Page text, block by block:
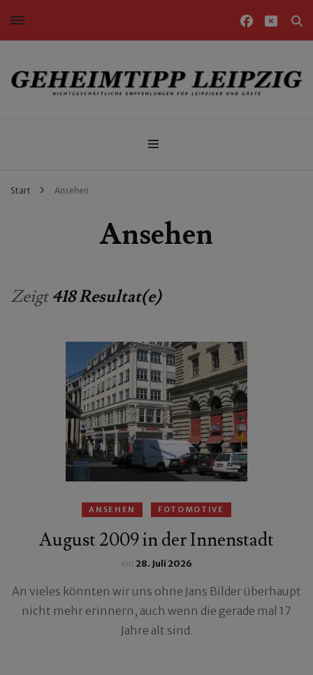
Nichtgeschäftliche Empfehlungen für Leipziger und Gäste
Start Ansehen
Ansehen
Zeigt418 Resultat(e)
ANSEHEN FOTOMOTIVE
August 2009 in der Innenstadt
ein28. Juli 2026
An vieles könnten wir uns ohne Jans Bilder überhaupt
nicht mehr erinnern, auch wenn die gerade mal 17
Jahre alt sind.